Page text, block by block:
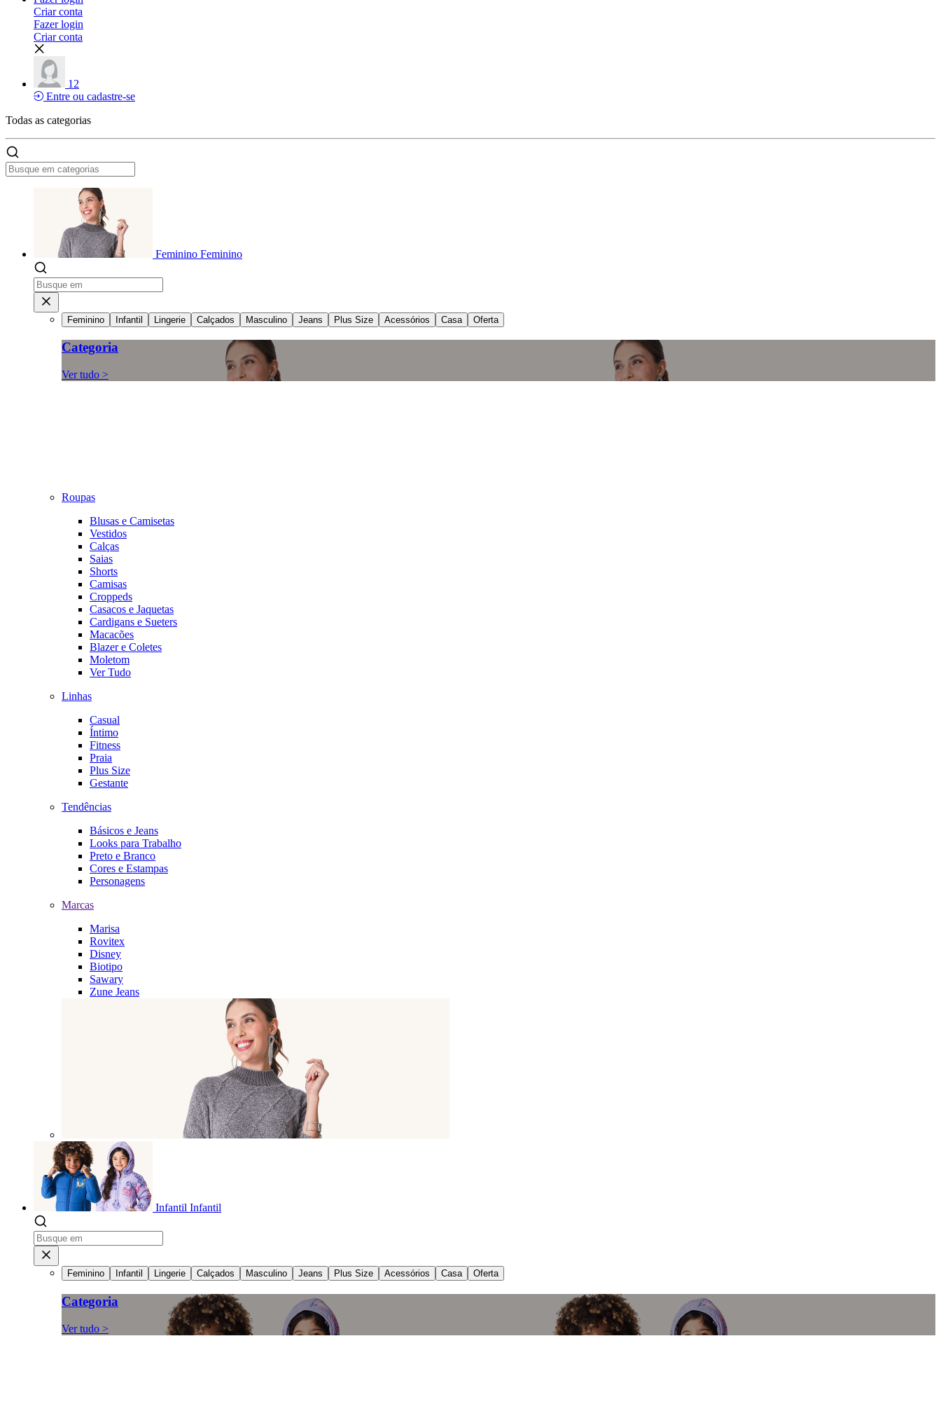
Criar conta
Fazer login
Criar conta
12
Entre ou cadastre-se
Todas as categorias
Feminino Feminino
Feminino Infantil Lingerie Calçados Masculino Jeans Plus Size Acessórios Casa Oferta
Categoria
Ver tudo >
Roupas
Blusas e Camisetas
Vestidos
Calças
Saias
Shorts
Camisas
Croppeds
Casacos e Jaquetas
Cardigans e Sueters
Macacões
Blazer e Coletes
Moletom
Ver Tudo
Linhas
Casual
Íntimo
Fitness
Praia
Plus Size
Gestante
Tendências
Básicos e Jeans
Looks para Trabalho
Preto e Branco
Cores e Estampas
Personagens
Marcas
Marisa
Rovitex
Disney
Biotipo
Sawary
Zune Jeans
Infantil Infantil
Feminino Infantil Lingerie Calçados Masculino Jeans Plus Size Acessórios Casa Oferta
Categoria
Ver tudo >